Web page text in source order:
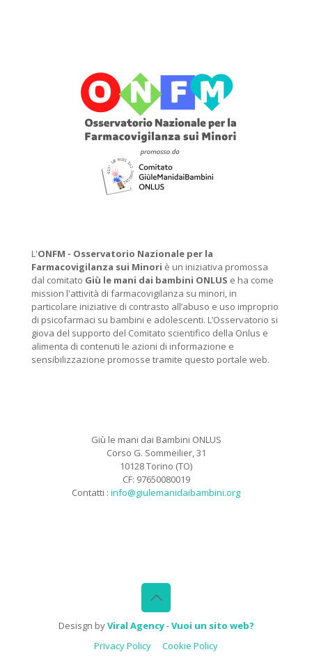
L'ONFM - Osservatorio Nazionale per la
Farmacovigilanza sui Minori è un iniziativa promossa
dal comitato Giù le mani dai bambini ONLUS e ha come
mission l'attività di farmacovigilanza su minori, in
particolare iniziative di contrasto all’abuso e uso improprio
di psicofarmaci su bambini e adolescenti. L’Osservatorio si
giova del supporto del Comitato scientifico della Onlus e
alimenta di contenuti le azioni di informazione e
sensibilizzazione promosse tramite questo portale web.
Giù le mani dai Bambini ONLUS
Corso G. Sommeilier, 31
10128 Torino (TO)
CF: 97650080019
Contatti : info@giulemanidaibambini.org
Desisgn byViral Agency-Vuoi un sito web?
Privacy Policy
Cookie Policy